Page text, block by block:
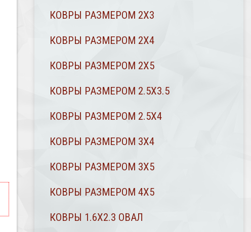
КОВРЫ РАЗМЕРОМ 2Х3
КОВРЫ РАЗМЕРОМ 2Х4
КОВРЫ РАЗМЕРОМ 2Х5
КОВРЫ РАЗМЕРОМ 2.5Х3.5
КОВРЫ РАЗМЕРОМ 2.5Х4
КОВРЫ РАЗМЕРОМ 3Х4
КОВРЫ РАЗМЕРОМ 3Х5
КОВРЫ РАЗМЕРОМ 4Х5
КОВРЫ 1.6Х2.3 ОВАЛ